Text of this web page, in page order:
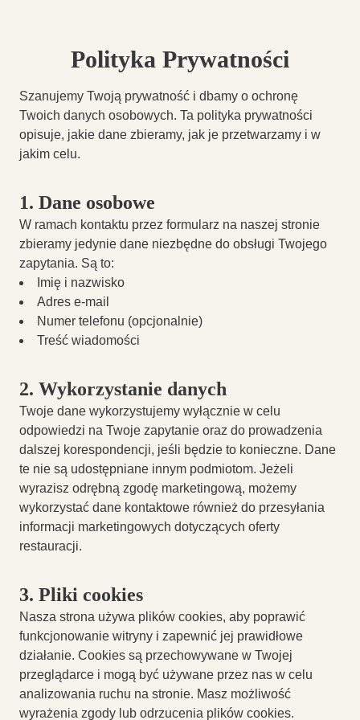
Polityka Prywatności
Szanujemy Twoją prywatność i dbamy o ochronę
Twoich danych osobowych. Ta polityka prywatności
opisuje, jakie dane zbieramy, jak je przetwarzamy i w
jakim celu.
1. Dane osobowe
W ramach kontaktu przez formularz na naszej stronie
zbieramy jedynie dane niezbędne do obsługi Twojego
zapytania. Są to:
Imię i nazwisko
Adres e-mail
Numer telefonu (opcjonalnie)
Treść wiadomości
2. Wykorzystanie danych
Twoje dane wykorzystujemy wyłącznie w celu
odpowiedzi na Twoje zapytanie oraz do prowadzenia
dalszej korespondencji, jeśli będzie to konieczne. Dane
te nie są udostępniane innym podmiotom. Jeżeli
wyrazisz odrębną zgodę marketingową, możemy
wykorzystać dane kontaktowe również do przesyłania
informacji marketingowych dotyczących oferty
restauracji.
3. Pliki cookies
Nasza strona używa plików cookies, aby poprawić
funkcjonowanie witryny i zapewnić jej prawidłowe
działanie. Cookies są przechowywane w Twojej
przeglądarce i mogą być używane przez nas w celu
analizowania ruchu na stronie. Masz możliwość
wyrażenia zgody lub odrzucenia plików cookies.